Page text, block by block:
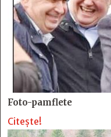
Foto-pamflete
Citește!